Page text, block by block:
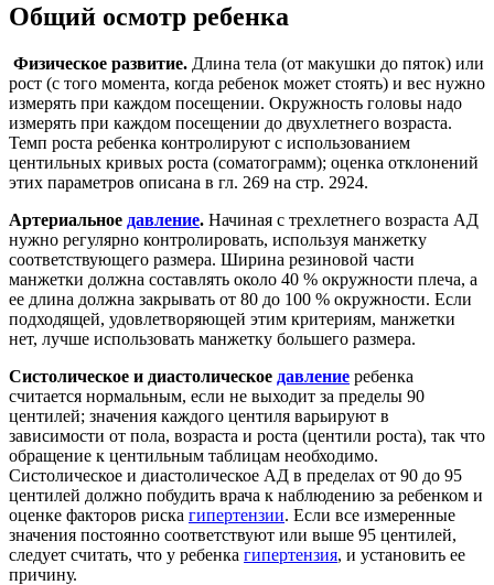
Общий осмотр ребенка
Физическое развитие. Длина тела (от макушки до пяток) или
рост (с того момента, когда ребенок может стоять) и вес нужно
измерять при каждом посещении. Окружность головы надо
измерять при каждом посещении до двухлетнего возраста.
Темп роста ребенка контролируют с использованием
центильных кривых роста (соматограмм); оценка отклонений
этих параметров описана в гл. 269 на стр. 2924.
Артериальное давление. Начиная с трехлетнего возраста АД
нужно регулярно контролировать, используя манжетку
соответствующего размера. Ширина резиновой части
манжетки должна составлять около 40 % окружности плеча, а
ее длина должна закрывать от 80 до 100 % окружности. Если
подходящей, удовлетворяющей этим критериям, манжетки
нет, лучше использовать манжетку большего размера.
Систолическое и диастолическое давление ребенка
считается нормальным, если не выходит за пределы 90
центилей; значения каждого центиля варьируют в
зависимости от пола, возраста и роста (центили роста), так что
обращение к центильным таблицам необходимо.
Систолическое и диастолическое АД в пределах от 90 до 95
центилей должно побудить врача к наблюдению за ребенком и
оценке факторов риска гипертензии. Если все измеренные
значения постоянно соответствуют или выше 95 центилей,
следует считать, что у ребенка гипертензия, и установить ее
причину.